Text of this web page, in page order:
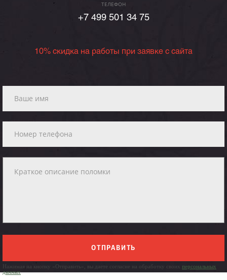
ТЕЛЕФОН
+7 499 501 34 75
10% скидка на работы при заявке с сайта
ОТПРАВИТЬ
Нажимая на кнопку «Отправить», вы даете согласие на обработку своих персональных
данных